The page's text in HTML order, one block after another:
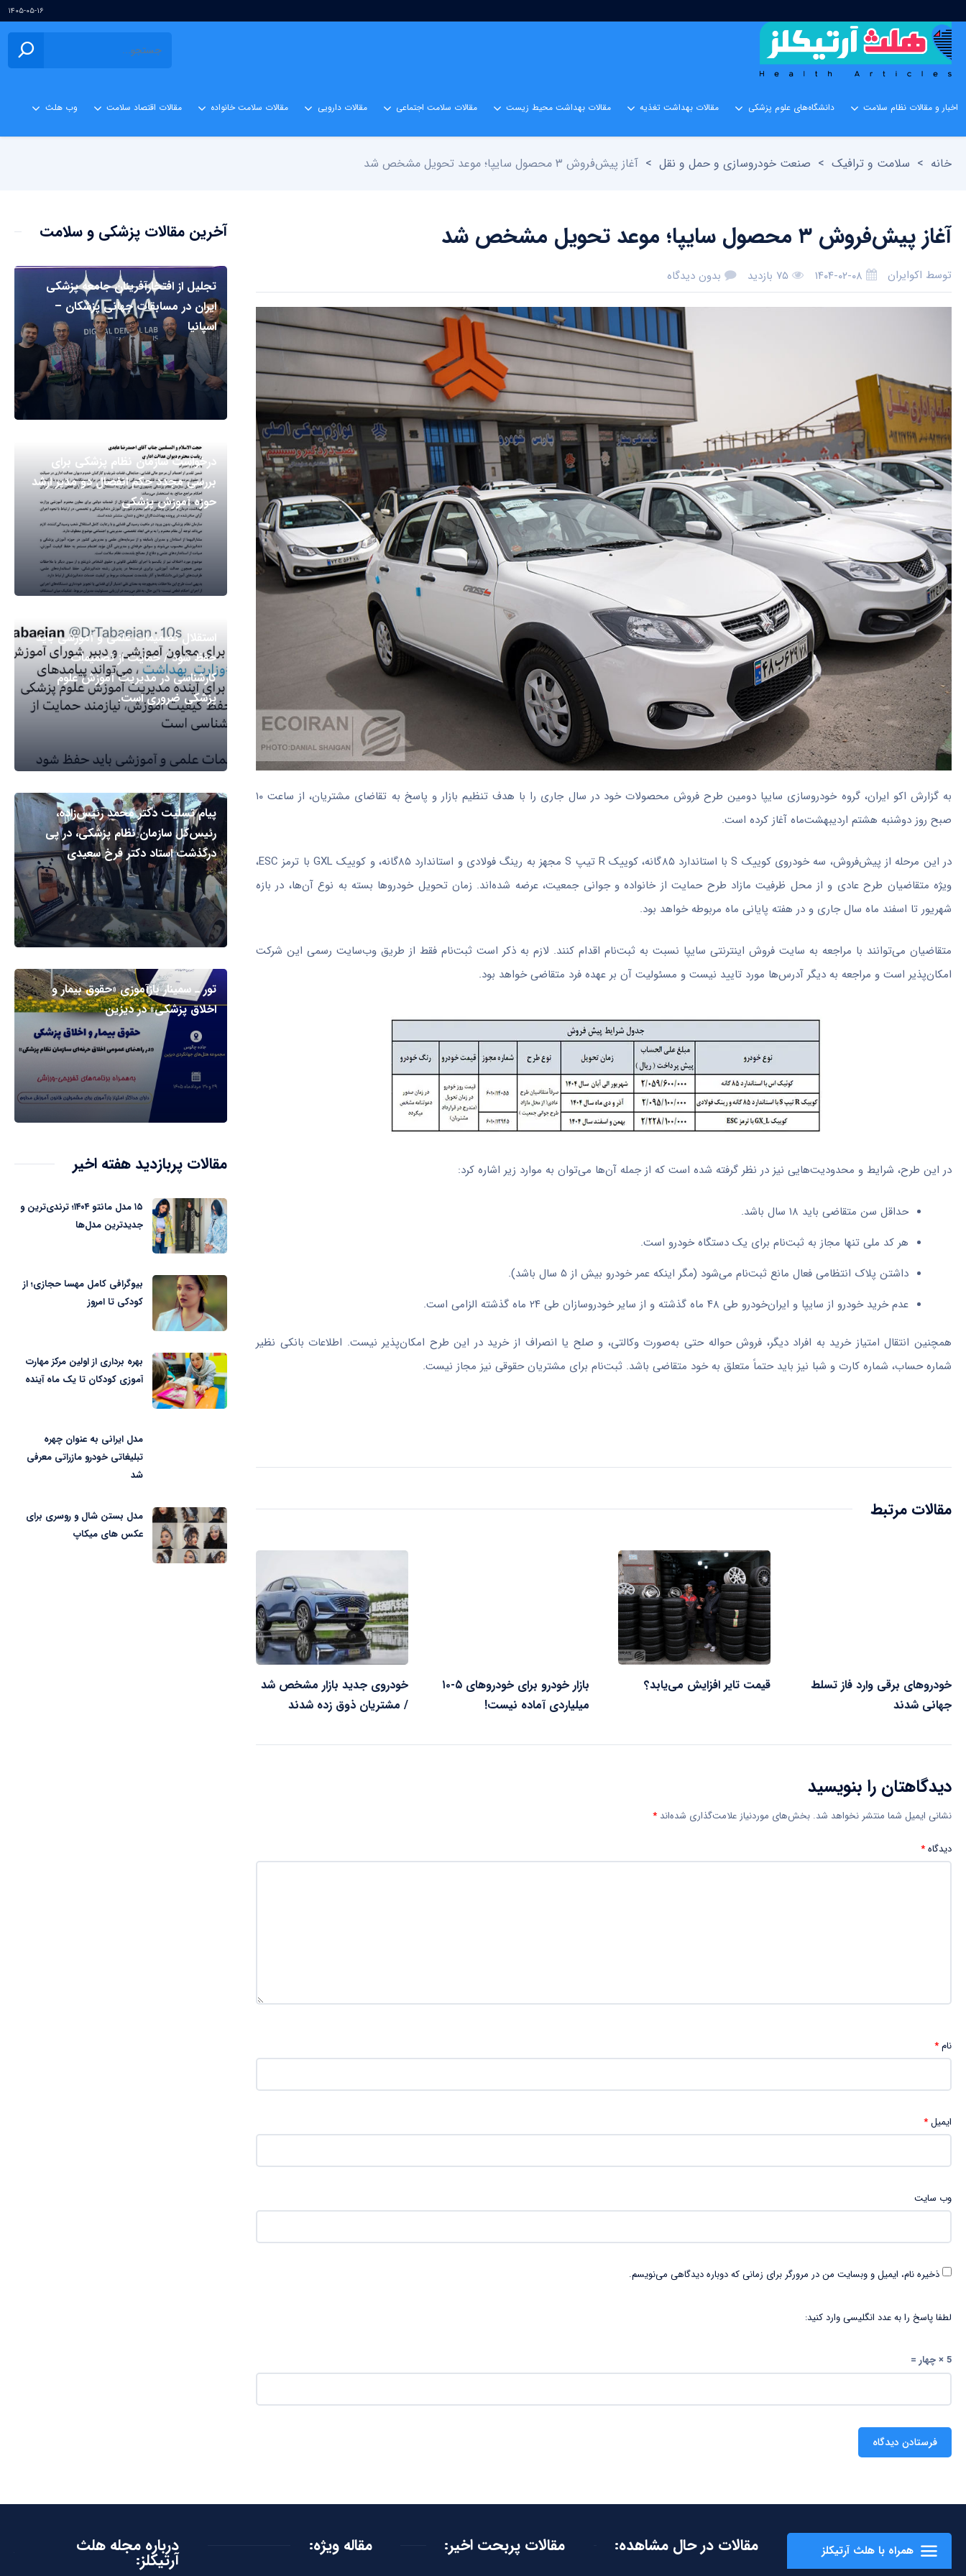
۱۴۰۵-۰۵-۱۶
اخبار و مقالات نظام سلامت دانشگاه‌های علوم پزشکی مقالات بهداشت تغذیه مقالات بهداشت محیط زیست مقالات سلامت اجتماعی مقالات دارویی مقالات سلامت خانواده مقالات اقتصاد سلامت وب هلث
خانه > سلامت و ترافیک > صنعت خودروسازی و حمل و نقل > آغاز پیش‌فروش ۳ محصول سایپا؛ موعد تحویل مشخص شد
آغاز پیش‌فروش ۳ محصول سایپا؛ موعد تحویل مشخص شد
توسط اکوایران ۱۴۰۴-۰۲-۰۸ ۷۵ بازدید بدون دیدگاه
به گزارش اکو ایران،‌ گروه خودروسازی سایپا دومین طرح فروش محصولات خود در سال جاری را با هدف تنظیم بازار و پاسخ به تقاضای مشتریان، از ساعت ۱۰
صبح روز دوشنبه هشتم اردیبهشت‌ماه آغاز کرده است.
در این مرحله از پیش‌فروش، سه خودروی کوییک S با استاندارد ۸۵گانه، کوییک R تیپ S مجهز به رینگ فولادی و استاندارد ۸۵گانه، و کوییک GXL با ترمز ESC،
ویژه متقاضیان طرح عادی و از محل ظرفیت مازاد طرح حمایت از خانواده و جوانی جمعیت، عرضه شده‌اند. زمان تحویل خودروها بسته به نوع آن‌ها، در بازه
شهریور تا اسفند ماه سال جاری و در هفته پایانی ماه مربوطه خواهد بود.
متقاضیان می‌توانند با مراجعه به سایت فروش اینترنتی سایپا نسبت به ثبت‌نام اقدام کنند. لازم به ذکر است ثبت‌نام فقط از طریق وب‌سایت رسمی این شرکت
امکان‌پذیر است و مراجعه به دیگر آدرس‌ها مورد تایید نیست و مسئولیت آن بر عهده فرد متقاضی خواهد بود.
در این طرح، شرایط و محدودیت‌هایی نیز در نظر گرفته شده است که از جمله آن‌ها می‌توان به موارد زیر اشاره کرد:
حداقل سن متقاضی باید ۱۸ سال باشد.
هر کد ملی تنها مجاز به ثبت‌نام برای یک دستگاه خودرو است.
داشتن پلاک انتظامی فعال مانع ثبت‌نام می‌شود (مگر اینکه عمر خودرو بیش از ۵ سال باشد).
عدم خرید خودرو از سایپا و ایران‌خودرو طی ۴۸ ماه گذشته و از سایر خودروسازان طی ۲۴ ماه گذشته الزامی است.
همچنین انتقال امتیاز خرید به افراد دیگر، فروش حواله حتی به‌صورت وکالتی، و صلح یا انصراف از خرید در این طرح امکان‌پذیر نیست. اطلاعات بانکی نظیر
شماره حساب، شماره کارت و شبا نیز باید حتماً متعلق به خود متقاضی باشد. ثبت‌نام برای مشتریان حقوقی نیز مجاز نیست.
مقالات مرتبط
خودروهای برقی وارد فاز تسلط
جهانی شدند
قیمت تایر افزایش می‌یابد؟
بازار خودرو برای خودروهای ۵-۱۰
میلیاردی آماده نیست!
خودروی جدید بازار مشخص شد
/ مشتریان ذوق زده شدند
دیدگاهتان را بنویسید
نشانی ایمیل شما منتشر نخواهد شد. بخش‌های موردنیاز علامت‌گذاری شده‌اند *
دیدگاه*
نام*
ایمیل*
وب‌ سایت
ذخیره نام، ایمیل و وبسایت من در مرورگر برای زمانی که دوباره دیدگاهی می‌نویسم.
لطفا پاسخ را به عدد انگلیسی وارد کنید:
5 × چهار =
آخرین مقالات پزشکی و سلامت
تجلیل از افتخارآفرینان جامعه پزشکی
ایران در مسابقات جهانی پزشکان –
اسپانیا
درخواست سازمان نظام پزشکی برای
بررسی مجدد حکم انفصال دو مدیر ارشد
حوزه آموزش پزشکی
استقلال تصمیمات علمی و آموزشی باید
حفظ شود / حمایت از تصمیمات
کارشناسی در مدیریت آموزش علوم
پزشکی ضروری است.
پیام تسلیت دکتر محمد رئیس‌زاده،
رئیس‌کل سازمان نظام پزشکی، در پی
درگذشت استاد دکتر فرخ سعیدی
تور ـ سمینار بازآموزی «حقوق بیمار و
اخلاق پزشکی» در دیزین
مقالات پربازدید هفته اخیر
۱۵ مدل مانتو ۱۴۰۴؛ ترندی‌ترین و
جدیدترین مدل‌ها
بیوگرافی کامل مهسا حجازی؛ از
کودکی تا امروز
بهره برداری از اولین مرکز مهارت
آموزی کودکان تا یک ماه آینده
مدل ایرانی به عنوان چهره
تبلیغاتی خودرو مازراتی معرفی
شد
مدل بستن شال و روسری برای
عکس های میکاپ
همراه با هلث آرتیکلز مقالات در حال مشاهده: مقالات پربحت اخیر: مقاله ویژه: درباره مجله هلث
آرتیکلز: